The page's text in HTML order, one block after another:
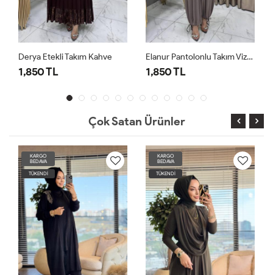
Etekli Takım Kahve
TL
Elanur Pantolonlu Takım Vizon
1,850 TL
Çok Satan Ürünler
KARGO
BEDAVA
TÜKENDİ
KARGO
BEDAVA
TÜKENDİ